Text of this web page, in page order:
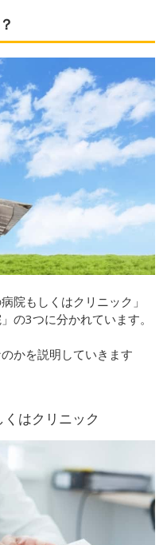
院もしくはクリニック」
の3つに分かれています。
かを説明していきます
はクリニック